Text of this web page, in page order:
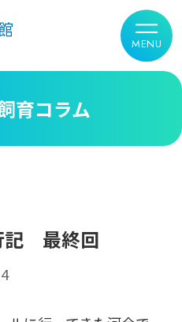
育コラム
記 最終回